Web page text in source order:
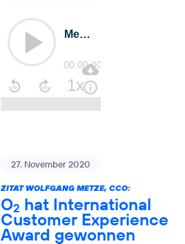
27. November 2020
ZITAT WOLFGANG METZE, CCO:
O2 hat International
Customer Experience
Award gewonnen